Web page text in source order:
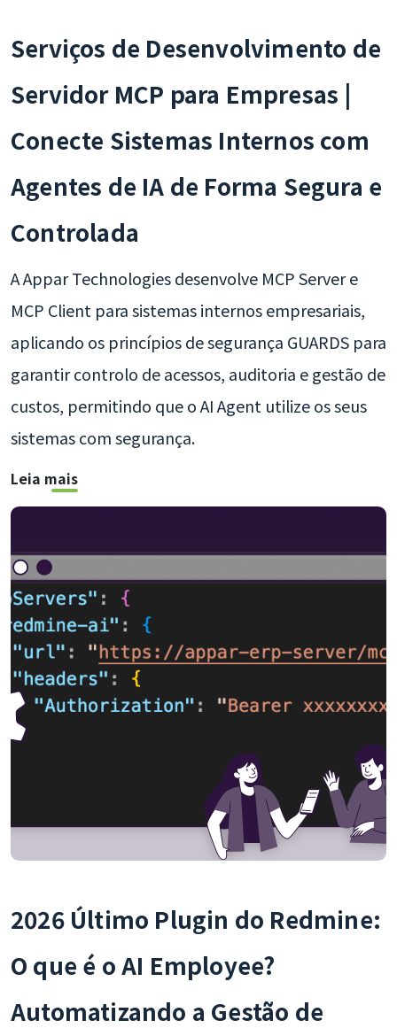
Serviços de Desenvolvimento de
Servidor MCP para Empresas |
Conecte Sistemas Internos com
Agentes de IA de Forma Segura e
Controlada
A Appar Technologies desenvolve MCP Server e
MCP Client para sistemas internos empresariais,
aplicando os princípios de segurança GUARDS para
garantir controlo de acessos, auditoria e gestão de
custos, permitindo que o AI Agent utilize os seus
sistemas com segurança.
Leia mais
2026 Último Plugin do Redmine:
O que é o AI Employee?
Automatizando a Gestão de